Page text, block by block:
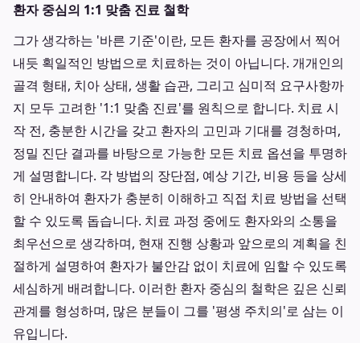
환자 중심의 1:1 맞춤 진료 철학
그가 생각하는 '바른 기준'이란, 모든 환자를 공장에서 찍어
내듯 획일적인 방법으로 치료하는 것이 아닙니다. 개개인의
골격 형태, 치아 상태, 생활 습관, 그리고 심미적 요구사항까
지 모두 고려한 '1:1 맞춤 진료'를 원칙으로 합니다. 치료 시
작 전, 충분한 시간을 갖고 환자의 고민과 기대를 경청하며,
정밀 진단 결과를 바탕으로 가능한 모든 치료 옵션을 투명하
게 설명합니다. 각 방법의 장단점, 예상 기간, 비용 등을 상세
히 안내하여 환자가 충분히 이해하고 직접 치료 방법을 선택
할 수 있도록 돕습니다. 치료 과정 중에도 환자와의 소통을
최우선으로 생각하며, 현재 진행 상황과 앞으로의 계획을 친
절하게 설명하여 환자가 불안감 없이 치료에 임할 수 있도록
세심하게 배려합니다. 이러한 환자 중심의 철학은 깊은 신뢰
관계를 형성하며, 많은 분들이 그를 '평생 주치의'로 삼는 이
유입니다.